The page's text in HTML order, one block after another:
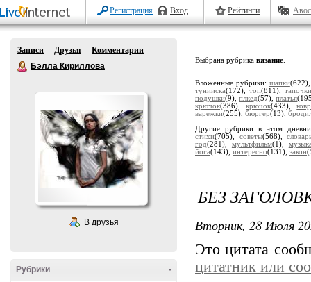
Регистрация Вход Рейтинги
Записи Друзья
Комментарии
Бэлла Кириллова
В друзья
-
Рубрики
Выбрана рубрика вязание
Вложенные рубрики: шапки
тунииска(172), топ(811), тапочки
подушки(9),плкед(57),платья
крючок(386),крючок(433),
варежки(255), бюргер(13),
Другие рубрики в этом
стихи(705), советы(568),
год(281), мультфильм(1),
йога(143), интересно(131), закон
БЕЗ
Вторник, 28 Июля
Это цитата
цитатник или